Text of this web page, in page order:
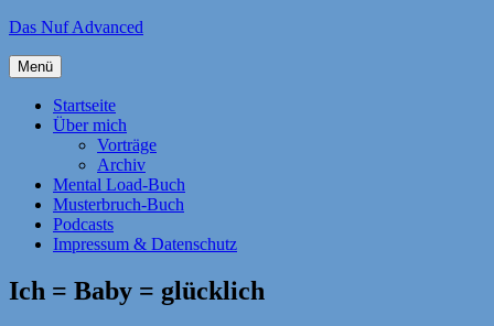
Zum
springen
Das Nuf Advanced
Menü
Startseite
Über mich
Vorträge
Archiv
Mental Load-Buch
Musterbruch-Buch
Podcasts
Impressum & Datenschutz
Ich = Baby = glücklich